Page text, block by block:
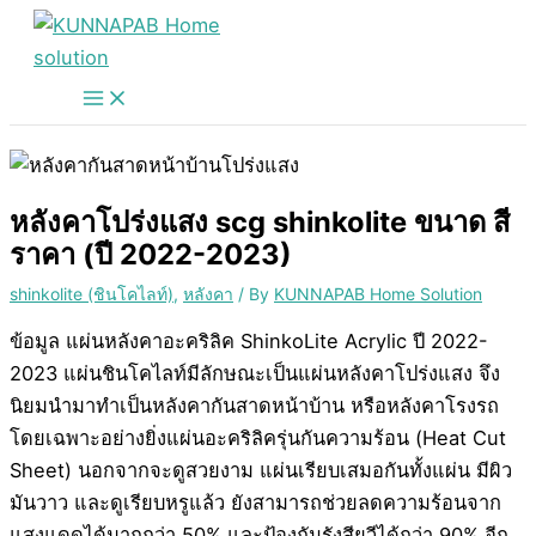
Skip
หลังคาโปร่งแสง scg shinkolite ขนาด สี
ราคา (ปี 2022-2023)
shinkolite (ชินโคไลท์), หลังคา / By KUNNAPAB Home Solution
ข้อมูล แผ่นหลังคาอะคริลิค ShinkoLite Acrylic ปี 2022-
2023 แผ่นชินโคไลท์มีลักษณะเป็นแผ่นหลังคาโปร่งแสง จึง
นิยมนำมาทำเป็นหลังคากันสาดหน้าบ้าน หรือหลังคาโรงรถ
โดยเฉพาะอย่างยิ่งแผ่นอะคริลิครุ่นกันความร้อน (Heat Cut
Sheet) นอกจากจะดูสวยงาม แผ่นเรียบเสมอกันทั้งแผ่น มีผิว
มันวาว และดูเรียบหรูแล้ว ยังสามารถช่วยลดความร้อนจาก